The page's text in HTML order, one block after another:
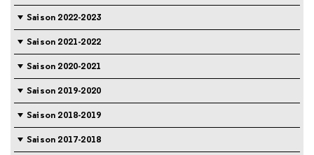
Saison 2022-2023
Saison 2021-2022
Saison 2020-2021
Saison 2019-2020
Saison 2018-2019
Saison 2017-2018